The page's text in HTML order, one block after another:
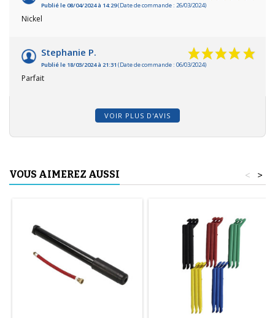
Publié le 08/04/2024 à 14:29(Date de commande : 26/03/2024)
Nickel
Stephanie P.
Publié le 18/03/2024 à 21:31 (Date de commande : 06/03/2024)
Parfait
VOIR PLUS D'AVIS
VOUS AIMEREZ AUSSI >
<